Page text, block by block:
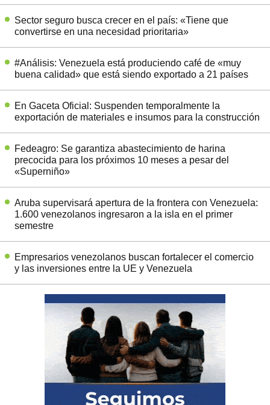
Sector seguro busca crecer en el país: «Tiene que
convertirse en una necesidad prioritaria»
#Análisis: Venezuela está produciendo café de «muy
buena calidad» que está siendo exportado a 21 países
En Gaceta Oficial: Suspenden temporalmente la
exportación de materiales e insumos para la construcción
Fedeagro: Se garantiza abastecimiento de harina
precocida para los próximos 10 meses a pesar del
«Superniño»
Aruba supervisará apertura de la frontera con Venezuela:
1.600 venezolanos ingresaron a la isla en el primer
semestre
Empresarios venezolanos buscan fortalecer el comercio
y las inversiones entre la UE y Venezuela